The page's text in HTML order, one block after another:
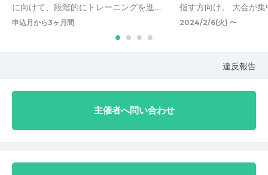
に向けて、段階的にトレーニングを進…
申込月から3ヶ月間
指す方向け。 大会が
2024/2/6(火) 〜
違反報告
主催者へ問い合わせ